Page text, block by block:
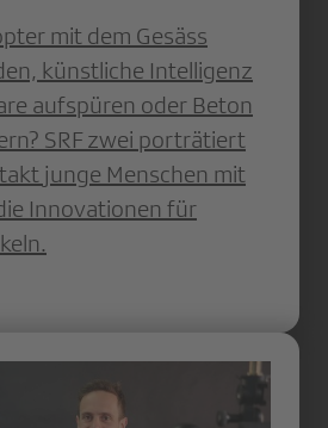
mit dem Gesäss
künstliche Intelligenz
aufspüren oder Beton
SRF zwei porträtiert
junge Menschen mit
Innovationen für